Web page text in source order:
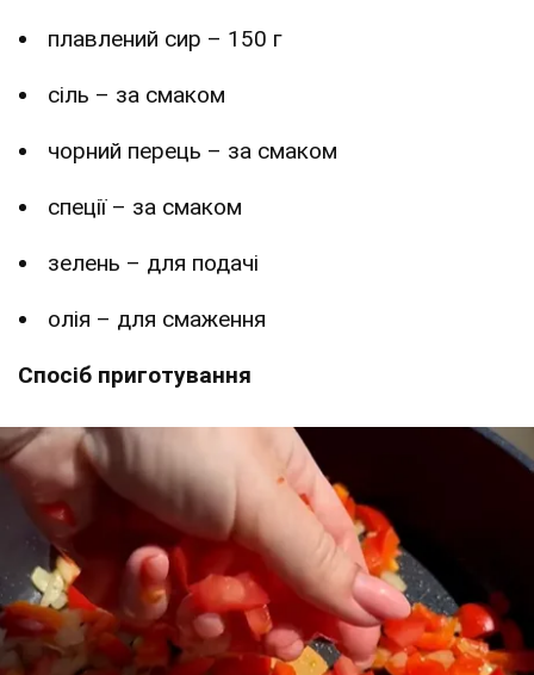
плавлений сир – 150 г
сіль – за смаком
чорний перець – за смаком
спеції – за смаком
зелень – для подачі
олія – для смаження
Спосіб приготування